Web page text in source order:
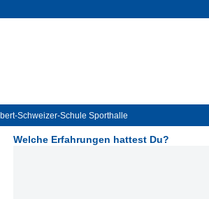
Schweizer-Schule Sporthalle
Welche Erfahrungen hattest Du?